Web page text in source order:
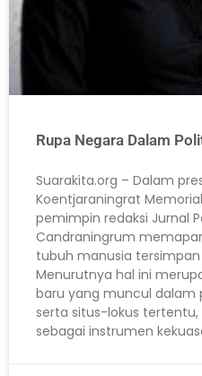
Rupa Negara Dalam
Suarakita.org – Dalam
Koentjaraningrat
pemimpin redaksi Jurnal
Candraningrum
tubuh manusia
Menurutnya hal ini
baru yang muncul dalam
serta situs-lokus
sebagai instrumen